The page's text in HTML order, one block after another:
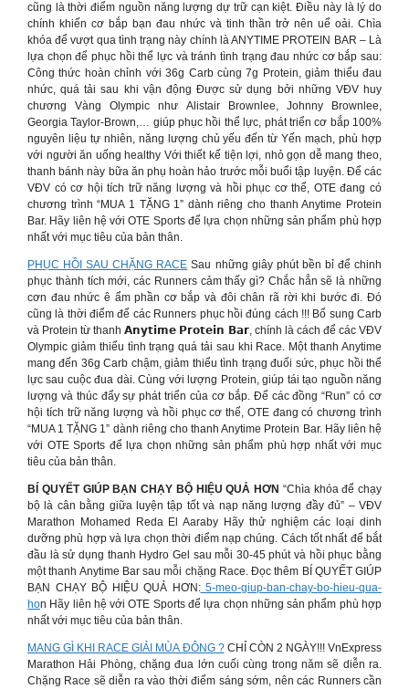
cũng là thời điểm nguồn năng lượng dự trữ cạn kiệt. Điều này là lý do
chính khiến cơ bắp bạn đau nhức và tinh thần trở nên uể oải. Chìa
khóa để vượt qua tình trạng này chính là ANYTIME PROTEIN BAR – Là
lựa chọn để phục hồi thể lực và tránh tình trạng đau nhức cơ bắp sau:
Công thức hoàn chỉnh với 36g Carb cùng 7g Protein, giảm thiểu đau
nhức, quá tải sau khi vận động Được sử dụng bởi những VĐV huy
chương Vàng Olympic như Alistair Brownlee, Johnny Brownlee,
Georgia Taylor-Brown,… giúp phục hồi thể lực, phát triển cơ bắp 100%
nguyên liệu tự nhiên, năng lượng chủ yếu đến từ Yến mạch, phù hợp
với người ăn uống healthy Với thiết kế tiện lợi, nhỏ gọn dễ mang theo,
thanh bánh này bữa ăn phụ hoàn hảo trước mỗi buổi tập luyện. Để các
VĐV có cơ hội tích trữ năng lượng và hồi phục cơ thể, OTE đang có
chương trình “MUA 1 TẶNG 1” dành riêng cho thanh Anytime Protein
Bar. Hãy liên hệ với OTE Sports để lựa chọn những sản phẩm phù hợp
nhất với mục tiêu của bản thân.
PHỤC HỒI SAU CHẶNG RACE Sau những giây phút bền bỉ để chinh
phục thành tích mới, các Runners cảm thấy gì? Chắc hẳn sẽ là những
cơn đau nhức ê ẩm phần cơ bắp và đôi chân rã rời khi bước đi. Đó
cũng là thời điểm để các Runners phục hồi đúng cách !!! Bổ sung Carb
và Protein từ thanh 𝗔𝗻𝘆𝘁𝗶𝗺𝗲 𝗣𝗿𝗼𝘁𝗲𝗶𝗻 𝗕𝗮𝗿, chính là cách để các VĐV
Olympic giảm thiểu tình trạng quá tải sau khi Race. Một thanh Anytime
mang đến 36g Carb chậm, giảm thiểu tình trạng đuối sức, phục hồi thể
lực sau cuộc đua dài. Cùng với lượng Protein, giúp tái tạo nguồn năng
lượng và thúc đẩy sự phát triển của cơ bắp. Để các đồng “Run” có cơ
hội tích trữ năng lượng và hồi phục cơ thể, OTE đang có chương trình
“MUA 1 TẶNG 1” dành riêng cho thanh Anytime Protein Bar. Hãy liên hệ
với OTE Sports để lựa chọn những sản phẩm phù hợp nhất với mục
tiêu của bản thân.
BÍ QUYẾT GIÚP BẠN CHẠY BỘ HIỆU QUẢ HƠN “Chìa khóa để chạy
bộ là cân bằng giữa luyện tập tốt và nạp năng lượng đầy đủ” – VĐV
Marathon Mohamed Reda El Aaraby Hãy thử nghiệm các loại dinh
dưỡng phù hợp và lựa chọn thời điểm nạp chúng. Cách tốt nhất để bắt
đầu là sử dụng thanh Hydro Gel sau mỗi 30-45 phút và hồi phục bằng
một thanh Anytime Bar sau mỗi chặng Race. Đọc thêm BÍ QUYẾT GIÚP
BẠN CHẠY BỘ HIỆU QUẢ HƠN:5-meo-giup-ban-chay-bo-hieu-qua-
hon Hãy liên hệ với OTE Sports để lựa chọn những sản phẩm phù hợp
nhất với mục tiêu của bản thân.
MANG GÌ KHI RACE GIẢI MÙA ĐÔNG ?CHỈ CÒN 2 NGÀY!!! VnExpress
Marathon Hải Phòng, chặng đua lớn cuối cùng trong năm sẽ diễn ra.
Chặng Race sẽ diễn ra vào thời điểm sáng sớm, nên các Runners cần